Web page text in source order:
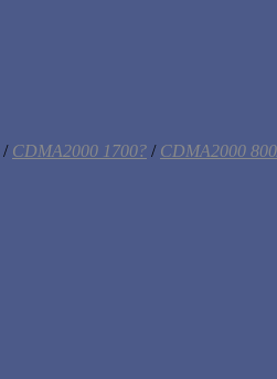
/ CDMA2000 1700? / CDMA2000